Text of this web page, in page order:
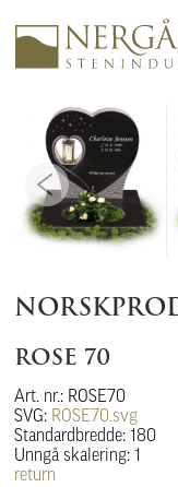
ROSE 70
Art. nr.: ROSE70
SVG: ROSE70.svg
Standardbredde: 180
Unngå skalering: 1
return